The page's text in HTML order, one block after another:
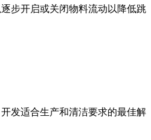
步开启或关闭物料流动以降低跳
发适合生产和清洁要求的最佳解